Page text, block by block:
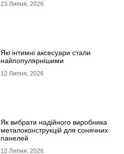
23 Липня, 2026
Які інтимні аксесуари стали
найпопулярнішими
12 Липня, 2026
Як вибрати надійного виробника
металоконструкцій для сонячних
панелей
12 Липня, 2026